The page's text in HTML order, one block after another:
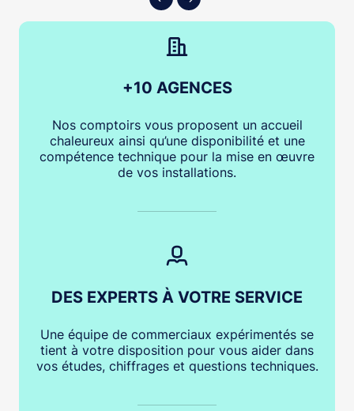
+10 AGENCES
Nos comptoirs vous proposent un accueil
chaleureux ainsi qu’une disponibilité et une
compétence technique pour la mise en œuvre
de vos installations.
DES EXPERTS À VOTRE SERVICE
Une équipe de commerciaux expérimentés se
tient à votre disposition pour vous aider dans
vos études, chiffrages et questions techniques.